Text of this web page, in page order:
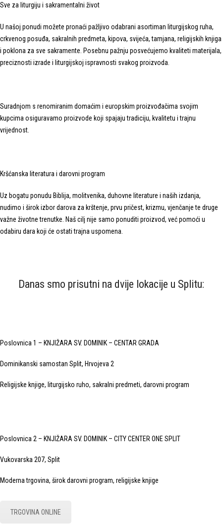
Sve za liturgiju i sakramentalni život
U našoj ponudi možete pronaći pažljivo odabrani asortiman liturgijskog ruha,
crkvenog posuđa, sakralnih predmeta, kipova, svijeća, tamjana, religijskih knjiga
i poklona za sve sakramente. Posebnu pažnju posvećujemo kvaliteti materijala,
preciznosti izrade i liturgijskoj ispravnosti svakog proizvoda.
Suradnjom s renomiranim domaćim i europskim proizvođačima svojim
kupcima osiguravamo proizvode koji spajaju tradiciju, kvalitetu i trajnu
vrijednost.
Kršćanska literatura i darovni program
Uz bogatu ponudu Biblija, molitvenika, duhovne literature i naših izdanja,
nudimo i širok izbor darova za krštenje, prvu pričest, krizmu, vjenčanje te druge
važne životne trenutke. Naš cilj nije samo ponuditi proizvod, već pomoći u
odabiru dara koji će ostati trajna uspomena.
Danas smo prisutni na dvije lokacije u Splitu:
Poslovnica 1 – KNJIŽARA SV. DOMINIK – CENTAR GRADA
Dominikanski samostan Split, Hrvojeva 2
Religijske knjige, liturgijsko ruho, sakralni predmeti, darovni program
Poslovnica 2 – KNJIŽARA SV. DOMINIK – CITY CENTER ONE SPLIT
Vukovarska 207, Split
Moderna trgovina, širok darovni program, religijske knjige
TRGOVINA ONLINE